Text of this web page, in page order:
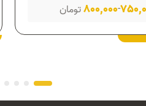
-
800,000تومان